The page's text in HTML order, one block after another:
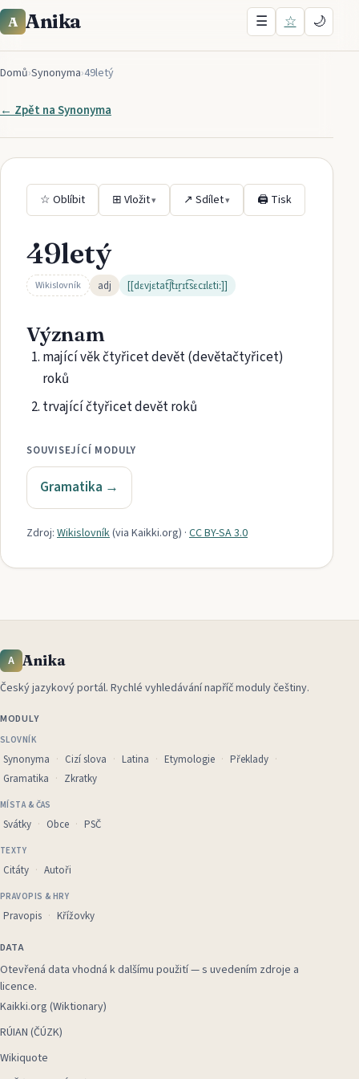
A Anika ☰ ☆ 🌙
Domů›Synonyma›49letý
← Zpět naSynonyma
☆ Oblíbit ⊞ Vložit▾ ↗ Sdílet▾ 🖨 Tisk
49letý
Wikislovník adj [[dɛvjɛtat͡ʃtɪr̝ɪt͡sɛcɪlɛtiː]]
Význam
mající věk čtyřicet devět (devětačtyřicet)
roků
trvající čtyřicet devět roků
SOUVISEJÍCÍ MODULY
Gramatika →
Zdroj: Wikislovník(via Kaikki.org) · CC BY-SA 3.0
A Anika
Český jazykový portál. Rychlé vyhledávání napříč moduly češtiny.
MODULY
SLOVNÍK
Synonyma Cizí slova Latina Etymologie
Překlady
Gramatika
Zkratky
MÍSTA & ČAS
Svátky Obce PSČ
TEXTY
Citáty Autoři
PRAVOPIS & HRY
Pravopis Křížovky
DATA
Otevřená data vhodná k dalšímu použití — s uvedením zdroje a
licence.
Kaikki.org (Wiktionary)
RÚIAN (ČÚZK)
Wikiquote